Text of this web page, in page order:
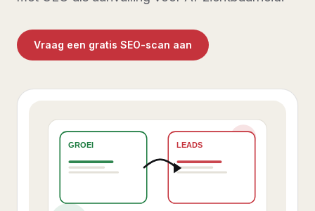
Vraag een gratis SEO-scan aan